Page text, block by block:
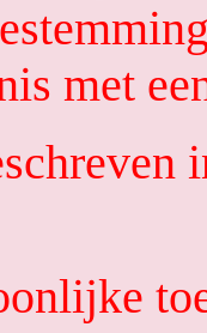
met